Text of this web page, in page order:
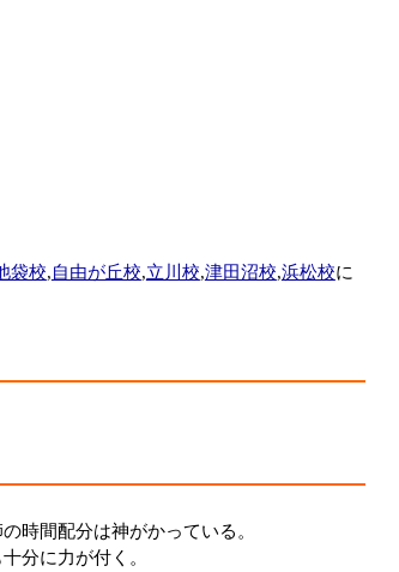
袋校,自由が丘校,立川校,津田沼校,浜松校に
時間配分は神がかっている。
分に力が付く。